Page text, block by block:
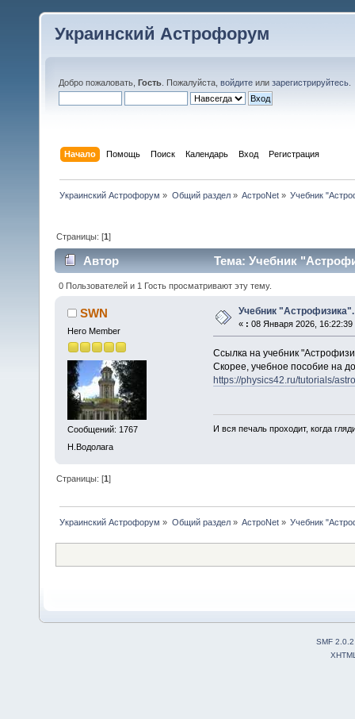
Украинский Астрофорум
Добро пожаловать, Гость . Пожалуйста, войдите или зарегистрируйтесь
Начало Помощь Поиск Календарь Вход Регистрация
Украинский Астрофорум » Общий раздел» АстроNet» Учебник
Страницы: [1]
Автор Тема: Учебник
0 Пользователей и 1 Гость просматривают эту тему.
SWN
Hero Member
Сообщений: 1767
Н.Водолага
Учебник "Астрофизика".
« : 08 Января 2026, 16:22:39
Ссылка на учебник
Скорее, учебное пособие на
https://physics42.ru/tutorials/
И вся печаль проходит, когда
Страницы: [1]
Украинский Астрофорум » Общий раздел» АстроNet» Учебник
SMF 2.0.2